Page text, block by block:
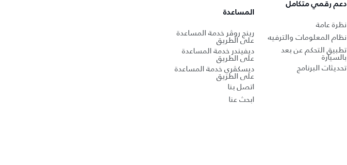
دعم رقمي متكامل
نظرة عامة
نظام المعلومات والترفيه
تطبيق التحكم عن بعد
بالسيارة
تحديثات البرنامج
المساعدة
رينج روڤر خدمة المساعدة
على الطريق
ديفيندر خدمة المساعدة
على الطريق
ديسكڤري خدمة المساعدة
على الطريق
اتصل بنا
ابحث عنا